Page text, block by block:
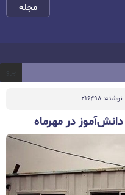
مجله
216498